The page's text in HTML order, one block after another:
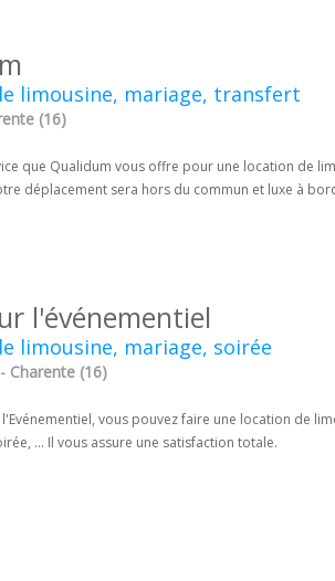
limousine, mariage, transfert
(16)
que Qualidum vous offre pour une location de
déplacement sera hors du commun et luxe à
l'événementiel
limousine, mariage, soirée
Charente (16)
vous pouvez faire une location de
... Il vous assure une satisfaction totale.